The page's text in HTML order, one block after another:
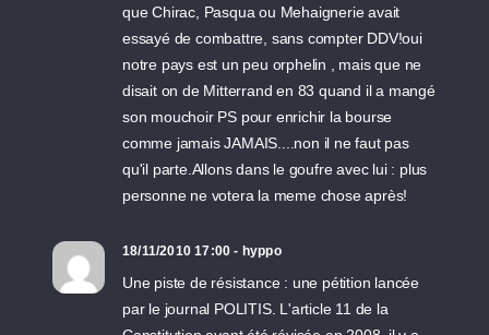
que Chirac, Pasqua ou Mehaignerie avait
essayé de combattre, sans compter DDV!oui
notre pays est un peu orphelin , mais que ne
disait on de Mitterrand en 83 quand il a mangé
son mouchoir PS pour enrichir la bourse
comme jamais JAMAIS....non il ne faut pas
qu'il parte.Allons dans le goufre avec lui : plus
personne ne votera la meme chose après!
18/11/2010 17:00 - hyppo
Une piste de résistance : une pétition lancée
par le journal POLITIS. L'article 11 de la